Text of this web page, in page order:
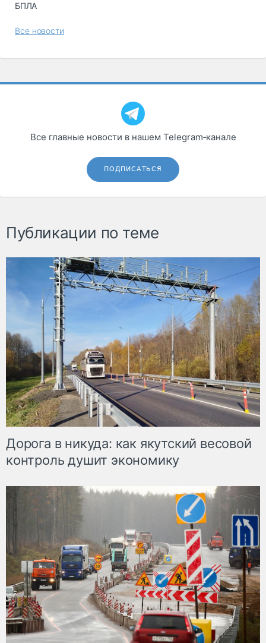
БПЛА
Все новости
Все главные новости в нашем Telegram‑канале
ПОДПИСАТЬСЯ
Публикации по теме
Дорога в никуда: как якутский весовой
контроль душит экономику